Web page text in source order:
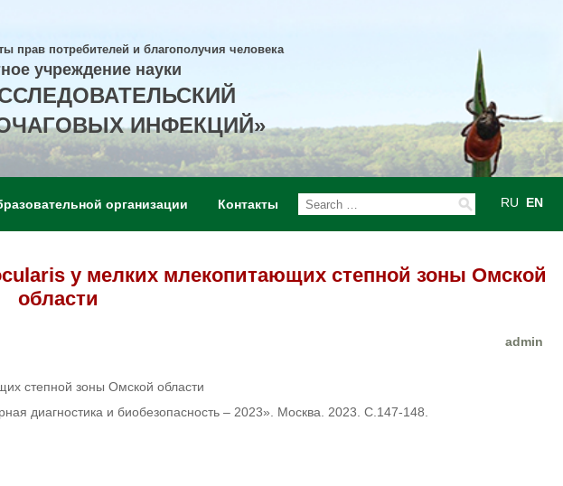
прав потребителей и благополучия человека
учреждение науки
ИНФЕКЦИЙ»
RU EN
организации Контакты
у мелких млекопитающих степной зоны Омской
области
admin
степной зоны Омской области
диагностика и биобезопасность – 2023». Москва. 2023. С.147-148.